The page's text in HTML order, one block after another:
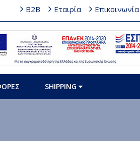
B2B Εταιρία Επικοινωνία
SHIPPING